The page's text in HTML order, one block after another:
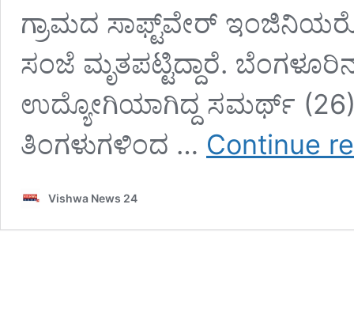
ಗ್ರಾಮದ ಸಾಫ್ಟ್‌ವೇ‌ರ್
ಸಂಜೆ ಮೃತಪಟ್ಟಿದ್ದಾರೆ.
ಉದ್ಯೋಗಿಯಾಗಿದ್ದ ಸಮರ್ಥ್
ತಿಂಗಳುಗಳಿಂದ … Continue
Vishwa News 24